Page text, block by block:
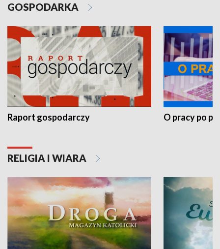
GOSPODARKA
Raport gospodarczy O pracy po
RELIGIA I WIARA